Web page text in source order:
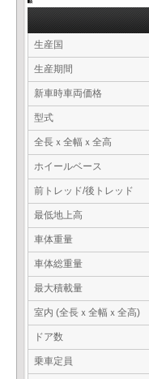
生産国
生産期間
新車時車両価格
型式
全長ｘ全幅ｘ全高
ホイールベース
前トレッド/後トレッド
最低地上高
車体重量
車体総重量
最大積載量
室内 (全長ｘ全幅ｘ全高)
ドア数
乗車定員